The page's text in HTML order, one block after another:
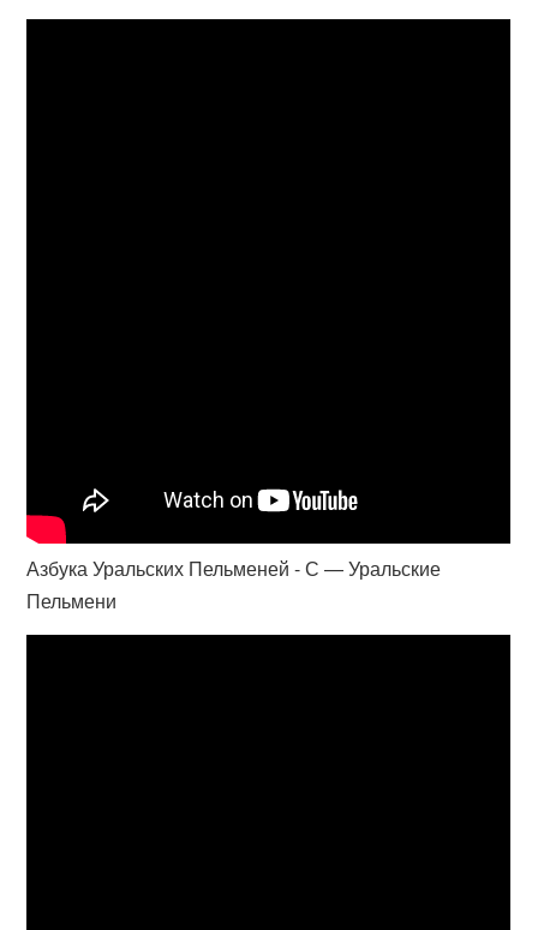
Азбука Уральских Пельменей - С — Уральские
Пельмени